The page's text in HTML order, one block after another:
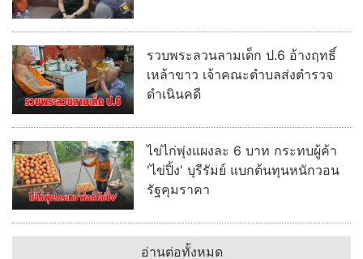
รวบพระลวนลามเด็ก ป.6 อ้างฤทธิ์
เหล้าขาว เจ้าคณะตำบลส่งตำรวจ
ดำเนินคดี
ไข่ไก่พุ่งแผงละ 6 บาท กระทบผู้ค้า
'ไข่ปิ้ง' บุรีรัมย์ แบกต้นทุนหนักวอน
รัฐคุมราคา
อ่านต่อทั้งหมด